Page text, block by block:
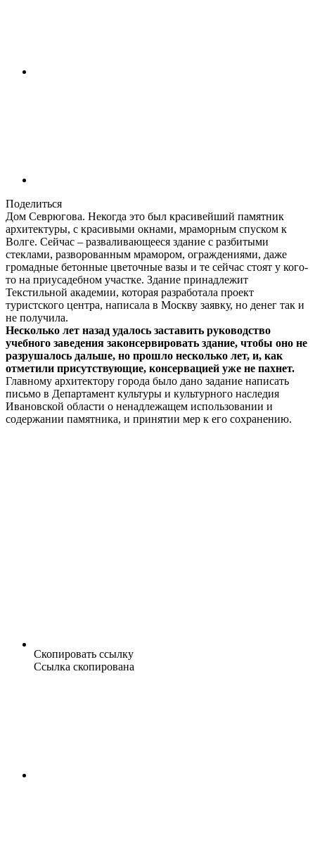
Поделиться
Дом Севрюгова. Некогда это был красивейший памятник
архитектуры, с красивыми окнами, мраморным спуском к
Волге. Сейчас – разваливающееся здание с разбитыми
стеклами, разворованным мрамором, ограждениями, даже
громадные бетонные цветочные вазы и те сейчас стоят у кого-
то на приусадебном участке. Здание принадлежит
Текстильной академии, которая разработала проект
туристского центра, написала в Москву заявку, но денег так и
не получила.
Несколько лет назад удалось заставить руководство
учебного заведения законсервировать здание, чтобы оно не
разрушалось дальше, но прошло несколько лет, и, как
отметили присутствующие, консервацией уже не пахнет.
Главному архитектору города было дано задание написать
письмо в Департамент культуры и культурного наследия
Ивановской области о ненадлежащем использовании и
содержании памятника, и принятии мер к его сохранению.
Скопировать ссылку
Ссылка скопирована